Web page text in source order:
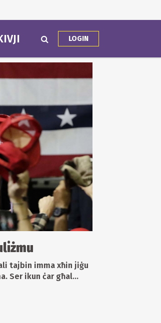
LOGIN
tajbin imma xħin jiġu
Ser ikun ċar għal...